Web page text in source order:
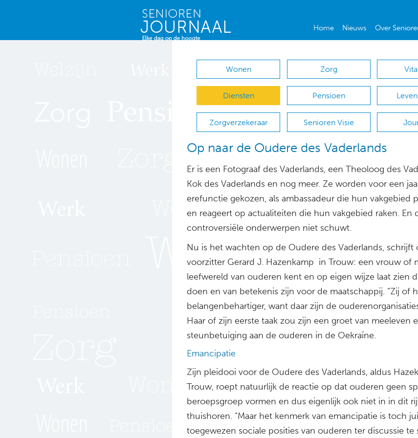
Home Nieuws Over
Wonen Zorg
Diensten Pensioen
Zorgverzekeraar Senioren Visie
Op naar de Oudere des Vaderlands
Er is een Fotograaf des Vaderlands, een Theoloog des
Kok des Vaderlands en nog meer. Ze worden voor een
erefunctie gekozen, als ambassadeur die hun vakgebied
en reageert op actualiteiten die hun vakgebied raken. En
controversiële onderwerpen niet schuwt.
Nu is het wachten op de Oudere des Vaderlands, schrijft
voorzitter Gerard J. Hazenkamp in Trouw: een vrouw of
leefwereld van ouderen kent en op eigen wijze laat zien
doen en van betekenis zijn voor de maatschappij. “Zij of
belangenbehartiger, want daar zijn de
Haar of zijn eerste taak zou zijn een groet van meeleven
steunbetuiging aan de ouderen in de Oekraïne.
Emancipatie
Zijn pleidooi voor de Oudere des Vaderlands, aldus
Trouw, roept natuurlijk de reactie op dat ouderen geen
beroepsgroep vormen en dus eigenlijk ook niet in in dit
thuishoren. “Maar het kenmerk van emancipatie is toch
toegewezen sociale posities van ouderen ter discussie te